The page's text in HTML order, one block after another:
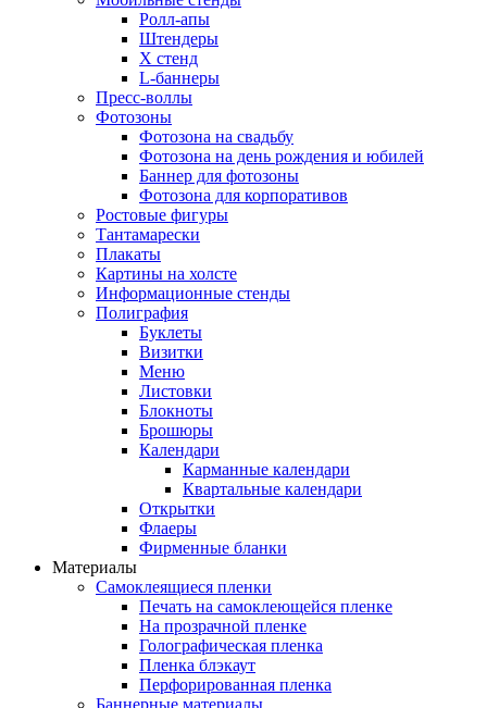
Ролл-апы
Штендеры
Х стенд
L-баннеры
Пресс-воллы
Фотозоны
Фотозона на свадьбу
Фотозона на день рождения и юбилей
Баннер для фотозоны
Фотозона для корпоративов
Ростовые фигуры
Тантамарески
Плакаты
Картины на холсте
Информационные стенды
Полиграфия
Буклеты
Визитки
Меню
Листовки
Блокноты
Брошюры
Календари
Карманные календари
Квартальные календари
Открытки
Флаеры
Фирменные бланки
Материалы
Самоклеящиеся пленки
Печать на самоклеющейся пленке
На прозрачной пленке
Голографическая пленка
Пленка блэкаут
Перфорированная пленка
Баннерные материалы